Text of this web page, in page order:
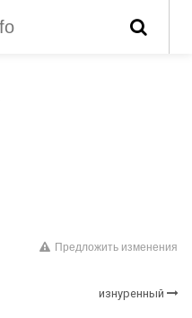
Предложить изменения
изнуренный